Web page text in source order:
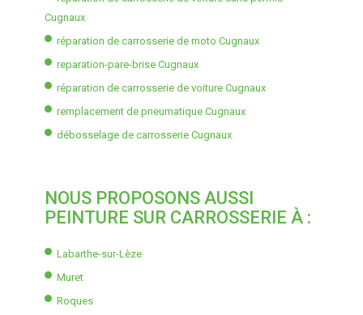
Cugnaux
réparation de carrosserie de moto Cugnaux
reparation-pare-brise Cugnaux
réparation de carrosserie de voiture Cugnaux
remplacement de pneumatique Cugnaux
débosselage de carrosserie Cugnaux
NOUS PROPOSONS AUSSI
PEINTURE SUR CARROSSERIE À :
Labarthe-sur-Lèze
Muret
Roques